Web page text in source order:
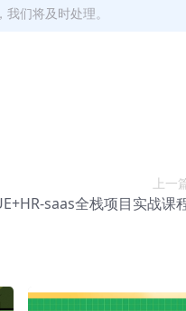
们将及时处理。
上一
saas全栈项目实战课